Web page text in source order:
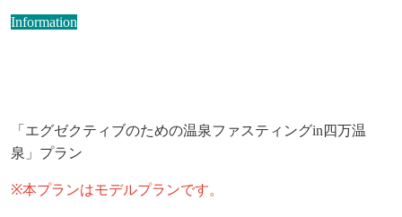
Information
「エグゼクティブのための温泉ファスティングin 四万温
泉」プラン
※本プランはモデルプランです。